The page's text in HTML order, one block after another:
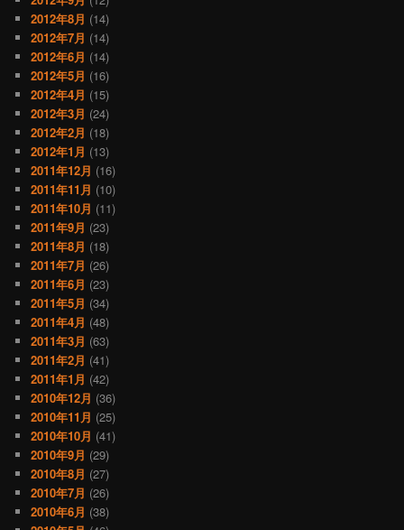
2012年8月 (14)
2012年7月 (14)
2012年6月 (14)
2012年5月 (16)
2012年4月 (15)
2012年3月 (24)
2012年2月 (18)
2012年1月 (13)
2011年12月 (16)
2011年11月 (10)
2011年10月 (11)
2011年9月 (23)
2011年8月 (18)
2011年7月 (26)
2011年6月 (23)
2011年5月 (34)
2011年4月 (48)
2011年3月 (63)
2011年2月 (41)
2011年1月 (42)
2010年12月 (36)
2010年11月 (25)
2010年10月 (41)
2010年9月 (29)
2010年8月 (27)
2010年7月 (26)
2010年6月 (38)